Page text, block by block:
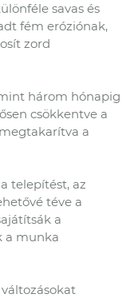
savas és
fém eróziónak,
zord
három hónapig
csökkentve a
a
telepítést, az
téve a
a
a munka